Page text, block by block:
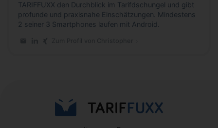
TARIFFUXX den Durchblick im Tarifdschungel und gibt
profunde und praxisnahe Einschätzungen. Mindestens
2 seiner 3 Smartphones laufen mit Android.